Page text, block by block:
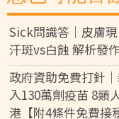
Sick問識答｜皮膚
汗斑vs白蝕 解析發
政府資助免費打針
入130萬劑疫苗 8類
港【附4條件免費接